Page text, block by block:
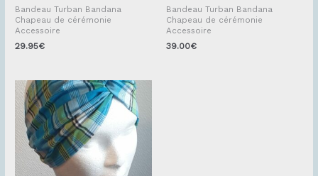
Bandeau Turban Bandana
Chapeau de cérémonie
Accessoire
29.95€
Bandeau Turban Bandana
Chapeau de cérémonie
Accessoire
39.00€